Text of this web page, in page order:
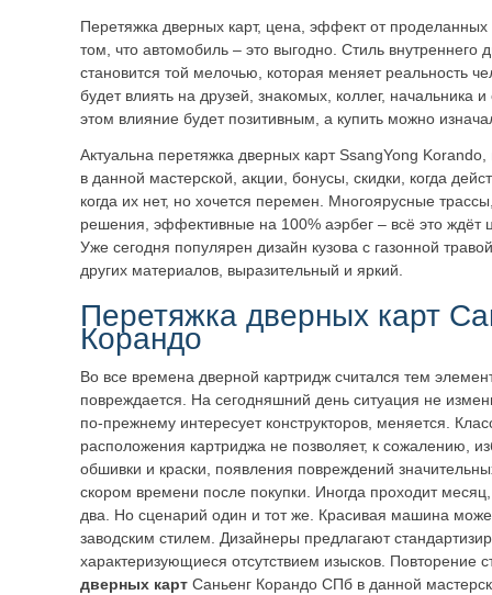
Перетяжка дверных карт, цена, эффект от
том, что автомобиль – это выгодно. Стиль внутреннего
становится той мелочью, которая меняет реальность
будет влиять на друзей, знакомых, коллег, начальника
этом влияние будет позитивным, а купить можно
Актуальна перетяжка дверных карт SsangYong Korando,
в данной мастерской, акции, бонусы, скидки, когда
когда их нет, но хочется перемен. Многоярусные
решения, эффективные на 100% аэрбег – всё это ждёт
Уже сегодня популярен дизайн кузова с газонной
других материалов, выразительный и яркий.
Перетяжка дверных карт
Корандо
Во все времена дверной картридж считался тем
повреждается. На сегодняшний день ситуация не
по-прежнему интересует конструкторов, меняется.
расположения картриджа не позволяет, к сожалению,
обшивки и краски, появления повреждений
скором времени после покупки. Иногда проходит
два. Но сценарий один и тот же. Красивая машина
заводским стилем. Дизайнеры предлагают
характеризующиеся отсутствием изысков. Повторение
дверных карт Саньенг Корандо СПб в данной